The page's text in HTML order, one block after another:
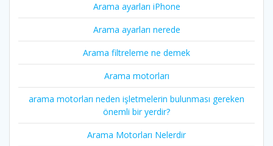
Arama ayarları iPhone
Arama ayarları nerede
Arama filtreleme ne demek
Arama motorları
arama motorları neden işletmelerin bulunması gereken
önemli bir yerdir?
Arama Motorları Nelerdir